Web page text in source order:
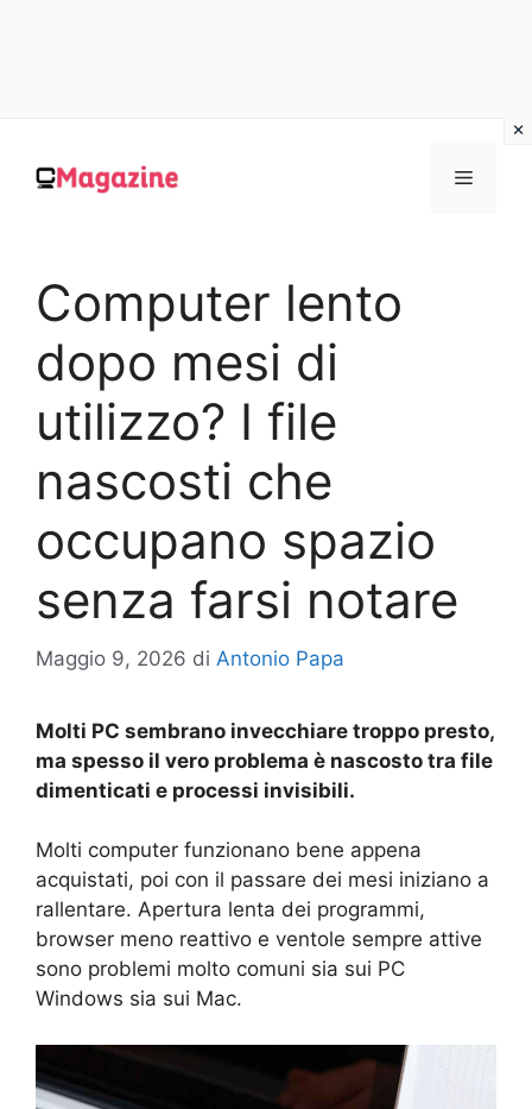
contenuto
MENU
Computer lento
dopo mesi di
utilizzo? I file
nascosti che
occupano spazio
senza farsi notare
Maggio 9, 2026 di Antonio Papa
Molti PC sembrano invecchiare troppo presto,
ma spesso il vero problema è nascosto tra file
dimenticati e processi invisibili.
Molti computer funzionano bene appena
acquistati, poi con il passare dei mesi iniziano a
rallentare. Apertura lenta dei programmi,
browser meno reattivo e ventole sempre attive
sono problemi molto comuni sia sui PC
Windows sia sui Mac.